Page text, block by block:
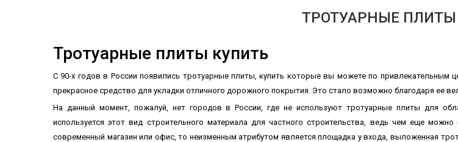
ТРОТУАРНЫЕ
Тротуарные плиты купить
С 90-х годов в России появились тротуарные плиты, купить которые вы можете по привлекательным
прекрасное средство для укладки отличного дорожного покрытия. Это стало возможно благодаря ее
На данный момент, пожалуй, нет городов в России, где не используют тротуарные плиты для
используется этот вид строительного материала для частного строительства, ведь чем еще
современный магазин или офис, то неизменным атрибутом является площадка у входа, выложенная